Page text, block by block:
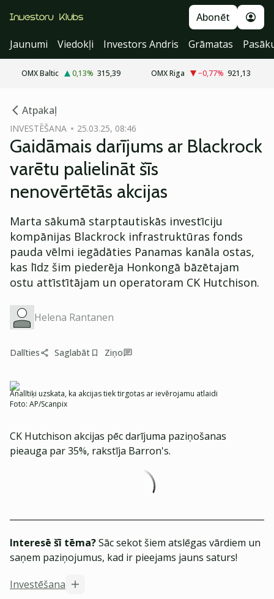
Abonēt
Jaunumi
Viedokļi Investors Andris Grāmatas
OMX Baltic 0,13% 315,39 OMX Riga −0,77% 921,13
Atpakaļ
INVESTĒŠANA 25.03.25, 08:46
Gaidāmais darījums ar Blackrock
varētu palielināt šīs
nenovērtētās akcijas
Marta sākumā starptautiskās investīciju
kompānijas Blackrock infrastruktūras fonds
pauda vēlmi iegādāties Panamas kanāla ostas,
kas līdz šim piederēja Honkongā bāzētajam
ostu attīstītājam un operatoram CK Hutchison.
Helena Rantanen
Dalīties Saglabāt Ziņo
Analītiķi uzskata, ka akcijas tiek tirgotas ar ievērojamu atlaidi
Foto: AP/Scanpix
CK Hutchison akcijas pēc darījuma paziņošanas
pieauga par 35%, rakstīja Barron's.
Interesē šī tēma?Sāc sekot šiem atslēgas vārdiem un
saņem paziņojumus, kad ir pieejams jauns saturs!
Investēšana